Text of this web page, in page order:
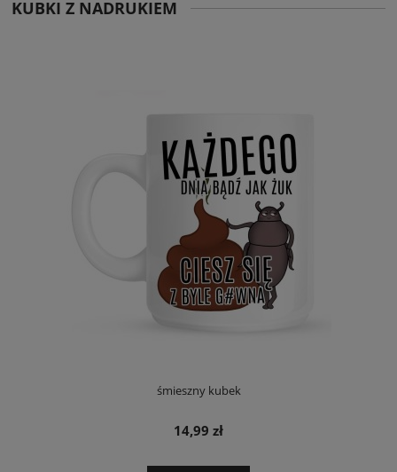
KUBKI Z NADRUKIEM
śmieszny kubek
14,99 zł